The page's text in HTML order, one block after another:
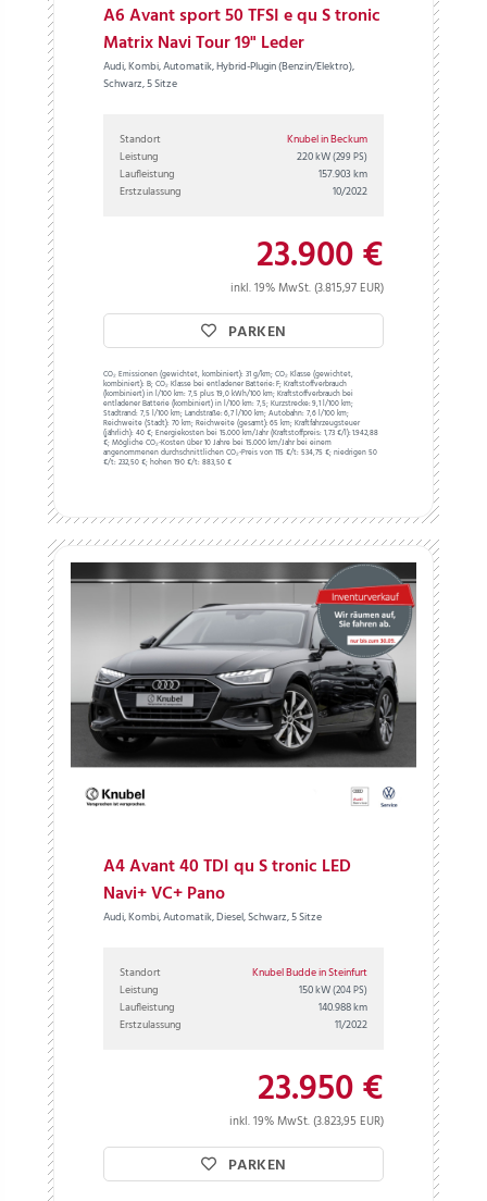
A6 Avant sport 50 TFSI e qu S tronic
Matrix Navi Tour 19" Leder
Audi, Kombi, Automatik, Hybrid-Plugin (Benzin/Elektro),
Schwarz, 5 Sitze
Standort
Knubel in Beckum
Leistung
220 kW(299 PS)
Laufleistung
157.903 km
Erstzulassung
10/2022
23.900 €
inkl. 19% MwSt. (3.815,97 EUR)
PARKEN
CO₂ Emissionen (gewichtet, kombiniert): 31 g/km;CO₂ Klasse (gewichtet,
kombiniert): B;CO₂ Klasse bei entladener Batterie: F;Kraftstoffverbrauch
(kombiniert) in l/100 km: 7,5 plus 19,0 kWh/100 km;Kraftstoffverbrauch bei
entladener Batterie (kombiniert) in l/100 km: 7,5;Kurzstrecke: 9,1 l/100 km;
Stadtrand: 7,5 l/100 km;Landstraße: 6,7 l/100 km;Autobahn: 7,6 l/100 km;
Reichweite (Stadt): 70 km;Reichweite (gesamt): 65 km;Kraftfahrzeugsteuer
(jährlich): 40 €;Energiekosten bei 15.000 km/Jahr (Kraftstoffpreis: 1,73€/l): 1.942,88
€;Mögliche CO₂-Kosten über 10 Jahre bei 15.000 km/Jahr bei einem
angenommenen durchschnittlichen CO₂-Preis von 115 €/t: 534,75 €; niedrigen 50
€/t: 232,50 €; hohen 190 €/t: 883,50 €
A4 Avant 40 TDI qu S tronic LED
Navi+ VC+ Pano
Audi, Kombi, Automatik, Diesel, Schwarz, 5 Sitze
Standort
Knubel Budde in Steinfurt
Leistung
150 kW(204 PS)
Laufleistung
140.988 km
Erstzulassung
11/2022
23.950 €
inkl. 19% MwSt. (3.823,95 EUR)
PARKEN